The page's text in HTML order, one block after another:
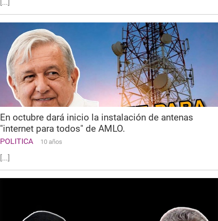
[...]
En octubre dará inicio la instalación de antenas
"internet para todos" de AMLO.
POLITICA 10 años
[...]